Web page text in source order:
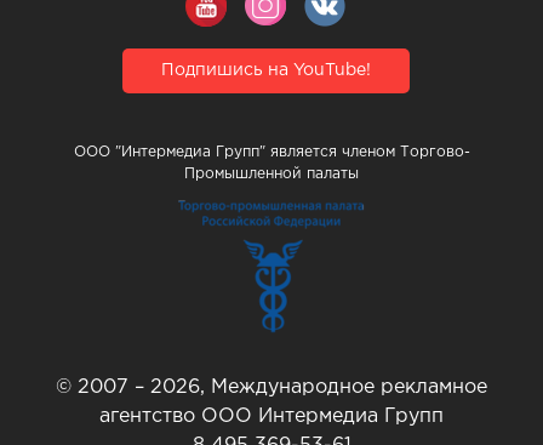
Подпишись на YouTube!
ООО "Интермедиа Групп" является членом Торгово-
Промышленной палаты
© 2007 – 2026, Международное рекламное
агентство ООО Интермедиа Групп